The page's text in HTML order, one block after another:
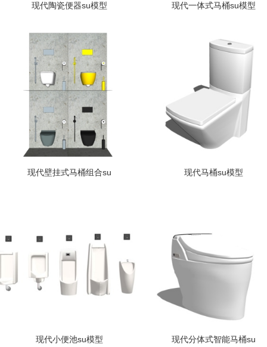
现代陶瓷便器su模型 现代一体式马桶su模型
现代壁挂式马桶组合su 现代马桶su模型
现代小便池su模型 现代分体式智能马桶su